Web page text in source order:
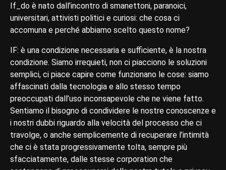
If_do è nato dall’incontro di smanettoni, paranoici,
universitari, attivisti politici e curiosi: che cosa ci
accomuna e perché abbiamo scelto questo nome?
IF: è una condizione necessaria e sufficiente, è la nostra
condizione. Siamo irrequieti, non ci piacciono le soluzioni
semplici, ci piace capire come funzionano le cose: siamo
affascinati dalla tecnologia e allo stesso tempo
preoccupati dall’uso inconsapevole che ne viene fatto.
Sentiamo il bisogno di condividere le nostre conoscenze e
i nostri dubbi riguardo alla velocità del processo che ci
travolge, o anche semplicemente di recuperare l’intimità
che ci è stata progressivamente tolta, sempre più
sfacciatamente, dalle stesse corporation che